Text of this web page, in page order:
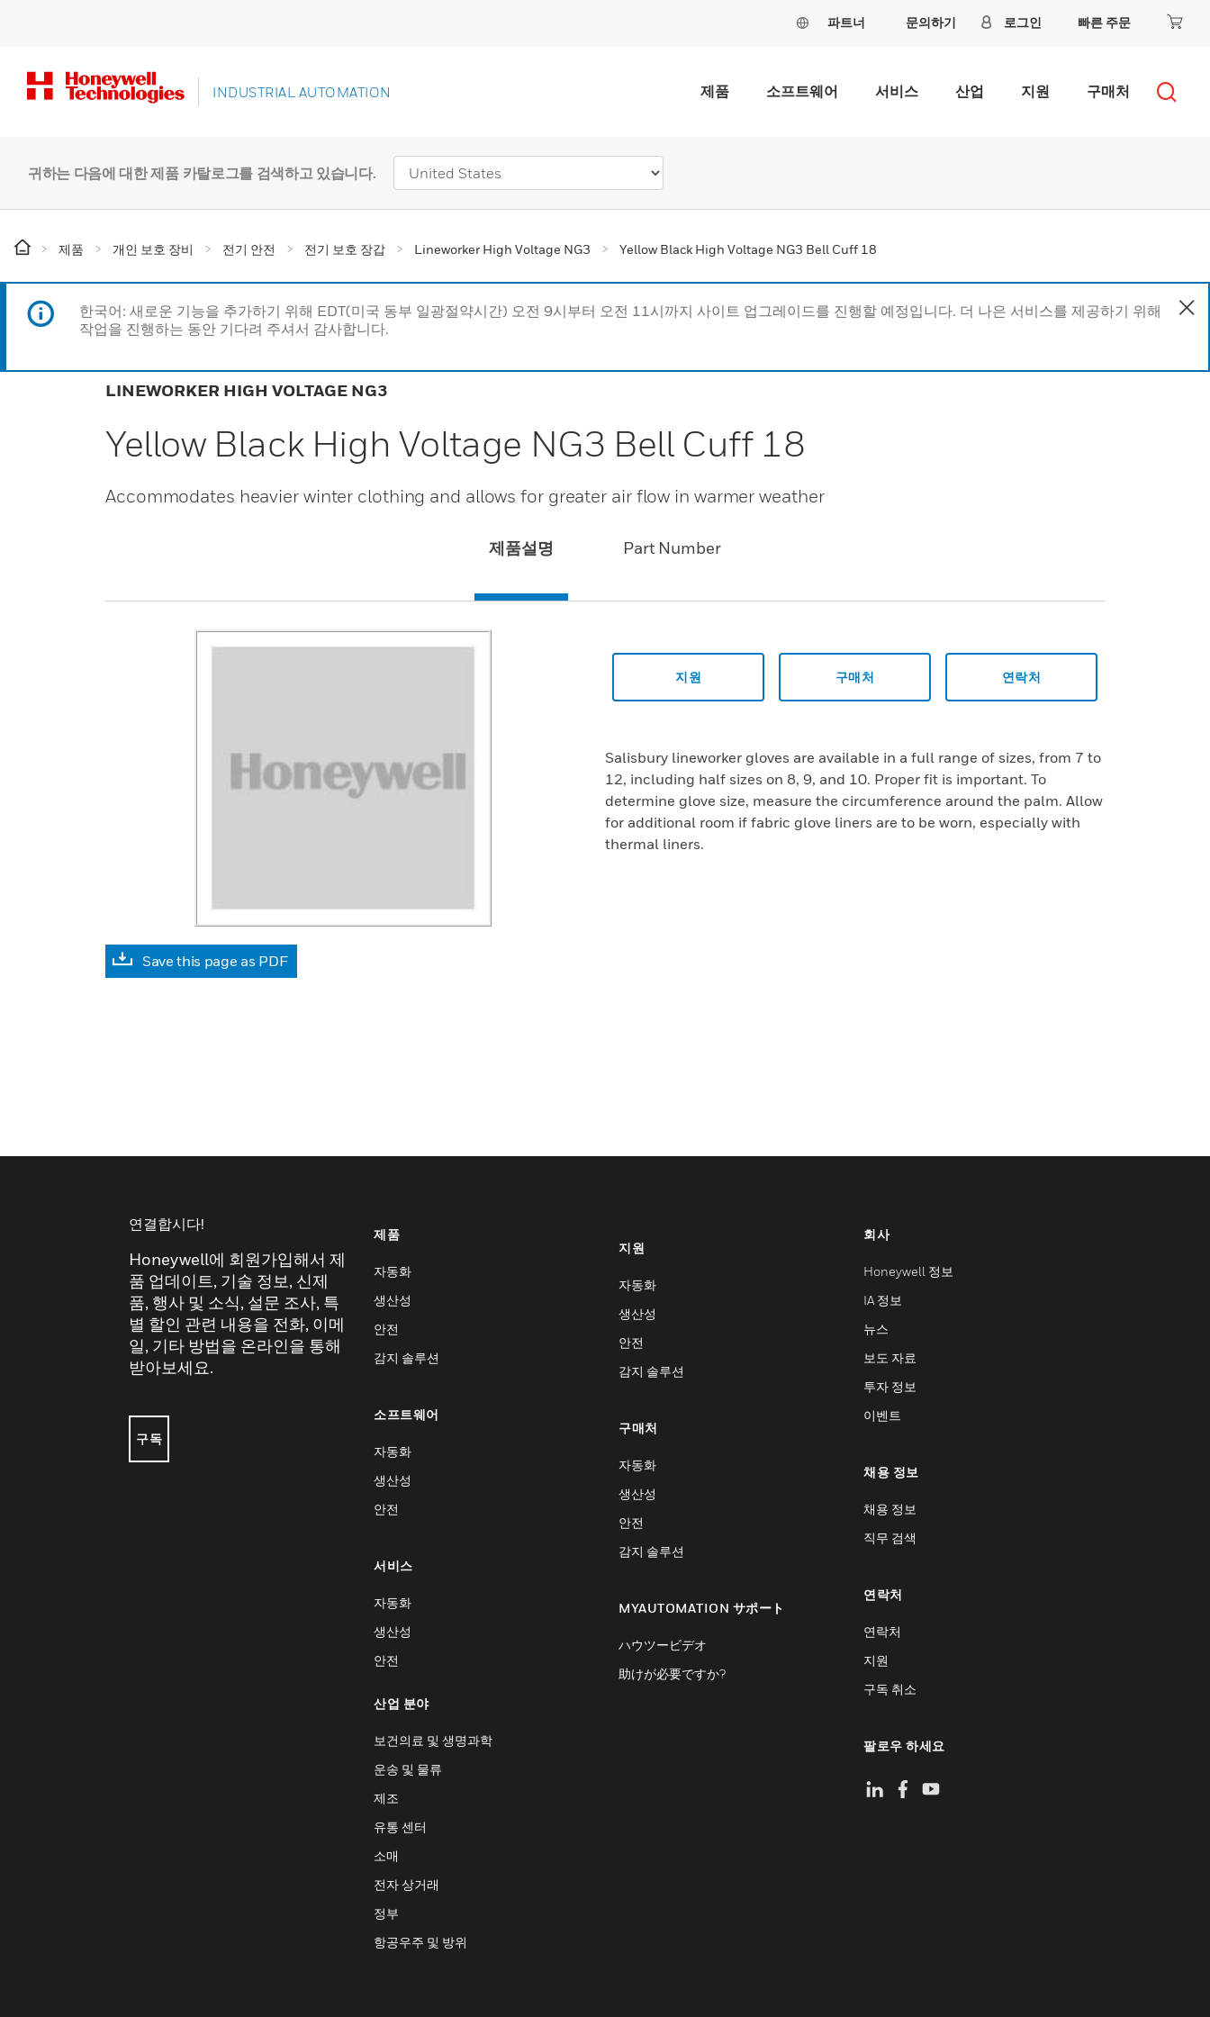
파트너 문의하기 로그인 빠른 주문
INDUSTRIAL AUTOMATION 제품 소프트웨어 서비스 산업 지원 구매처
귀하는 다음에 대한 제품 카탈로그를 검색하고 있습니다.
제품 개인 보호 장비 전기 안전 전기 보호 장갑 Lineworker High Voltage NG3 Yellow Black High Voltage NG3 Bell Cuff 18
한국어: 새로운 기능을 추가하기 위해 EDT(미국 동부 일광절약시간) 오전 9시부터 오전 11시까지 사이트 업그레이드를 진행할 예정입니다. 더 나은 서비스를 제공하기 위해
작업을 진행하는 동안 기다려 주셔서 감사합니다.
LINEWORKER HIGH VOLTAGE NG3
Yellow Black High Voltage NG3 Bell Cuff 18
Accommodates heavier winter clothing and allows for greater air flow in warmer weather
제품설명 Part Number
Save this page as PDF
지원 구매처 연락처
Salisbury lineworker gloves are available in a full range of sizes, from 7 to
12, including half sizes on 8, 9, and 10. Proper fit is important. To
determine glove size, measure the circumference around the palm. Allow
for additional room if fabric glove liners are to be worn, especially with
thermal liners.
연결합시다!
Honeywell에 회원가입해서 제
품 업데이트, 기술 정보, 신제
품, 행사 및 소식, 설문 조사, 특
별 할인 관련 내용을 전화, 이메
일, 기타 방법을 온라인을 통해
받아보세요.
구독
제품
자동화
생산성
안전
감지 솔루션
소프트웨어
자동화
생산성
안전
서비스
자동화
생산성
안전
산업 분야
보건의료 및 생명과학
운송 및 물류
제조
유통 센터
소매
전자 상거래
정부
항공우주 및 방위
지원
자동화
생산성
안전
감지 솔루션
구매처
자동화
생산성
안전
감지 솔루션
MYAUTOMATION サポート
ハウツービデオ
助けが必要ですか?
회사
Honeywell 정보
IA 정보
뉴스
보도 자료
투자 정보
이벤트
채용 정보
채용 정보
직무 검색
연락처
연락처
지원
구독 취소
팔로우 하세요